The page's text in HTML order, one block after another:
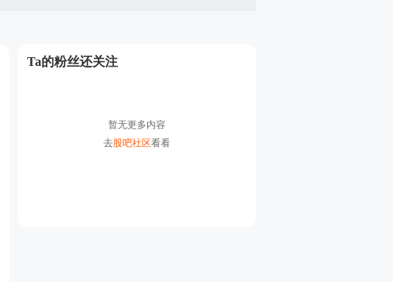
Ta的粉丝还关注
暂无更多内容
去股吧社区看看